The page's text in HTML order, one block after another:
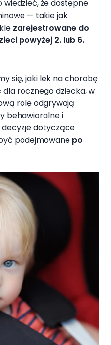
że dostępne
— takie jak
zarejestrowane do
powyżej 2. lub 6.
się, jaki lek na chorobę
rocznego dziecka, w
rolę odgrywają
behawioralne i
decyzje dotyczące
podejmowane po